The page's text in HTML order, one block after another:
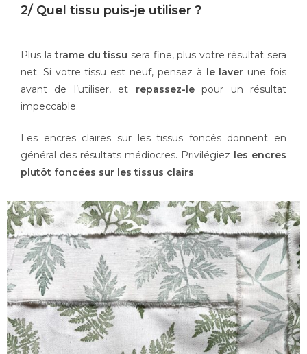
2/ Quel tissu puis-je utiliser ?
Plus latrame du tissu sera fine, plus votre résultat sera
net. Si votre tissu est neuf, pensez à le laver une fois
avant de l’utiliser, et repassez-lepour un résultat
impeccable.
Les encres claires sur les tissus foncés donnent en
général des résultats médiocres. Privilégiez les encres
plutôt foncées sur les tissus clairs.